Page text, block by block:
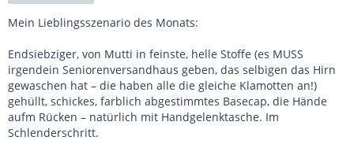
Mein Lieblingsszenario des Monats:
Endsiebziger, von Mutti in feinste, helle Stoffe (es MUSS
irgendein Seniorenversandhaus geben, das selbigen das Hirn
gewaschen hat – die haben alle die gleiche Klamotten an!)
gehüllt, schickes, farblich abgestimmtes Basecap, die Hände
aufm Rücken – natürlich mit Handgelenktasche. Im
Schlenderschritt.